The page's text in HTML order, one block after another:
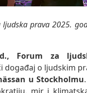
ljudska prava 2025.
Forum za
događaj o ljudskim
u Stockholmu